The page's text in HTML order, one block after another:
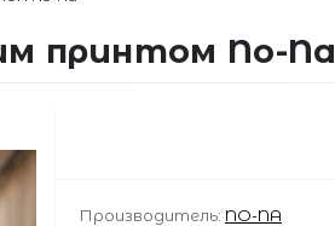
принтом No-Na
Производитель: NO-NA